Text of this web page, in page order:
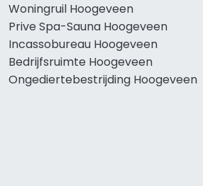
Woningruil Hoogeveen
Prive Spa-Sauna Hoogeveen
Incassobureau Hoogeveen
Bedrijfsruimte Hoogeveen
Ongediertebestrijding Hoogeveen